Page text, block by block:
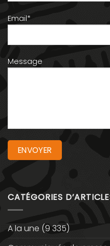
Email*
Message
CATÉGORIES
A la une (9 335)